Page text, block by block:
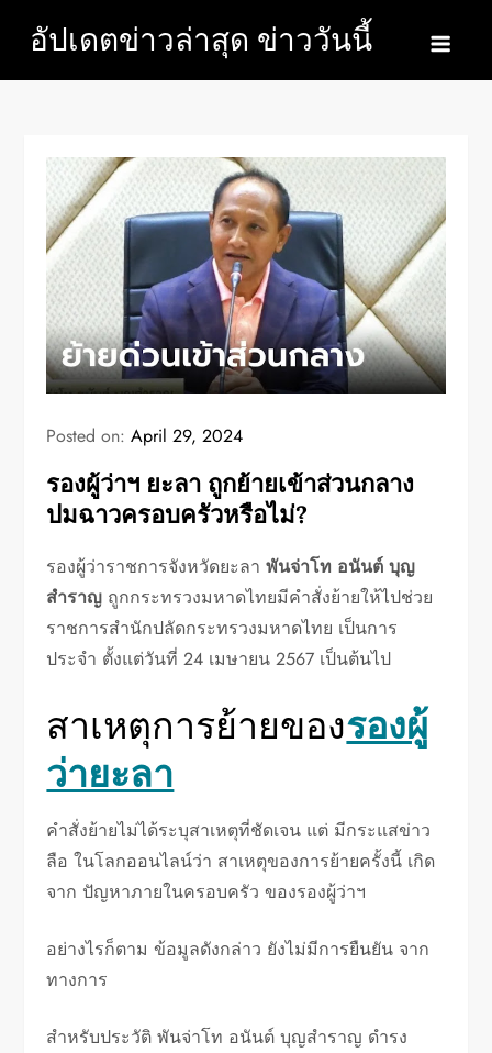
content
อัปเดตข่าวล่าสุด ข่าววันนี้
Posted on:April 29, 2024
รองผู้ว่าฯ ยะลา ถูกย้ายเข้าส่วนกลาง
ปมฉาวครอบครัวหรือไม่?
รองผู้ว่าราชการจังหวัดยะลาพันจ่าโท อนันต์ บุญ
สำราญ ถูกกระทรวงมหาดไทยมีคำสั่งย้ายให้ไปช่วย
ราชการสำนักปลัดกระทรวงมหาดไทย เป็นการ
ประจำ ตั้งแต่วันที่ 24 เมษายน 2567 เป็นต้นไป
สาเหตุการย้ายของรองผู้
ว่ายะลา
คำสั่งย้ายไม่ได้ระบุสาเหตุที่ชัดเจน แต่ มีกระแสข่าว
ลือ ในโลกออนไลน์ว่า สาเหตุของการย้ายครั้งนี้ เกิด
จาก ปัญหาภายในครอบครัว ของรองผู้ว่าฯ
อย่างไรก็ตาม ข้อมูลดังกล่าว ยังไม่มีการยืนยัน จาก
ทางการ
สำหรับประวัติ พันจ่าโท อนันต์ บุญสำราญ ดำรง